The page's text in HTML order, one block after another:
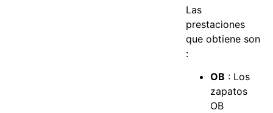
Las
prestaciones
que obtiene son
:
OB : Los
zapatos
OB